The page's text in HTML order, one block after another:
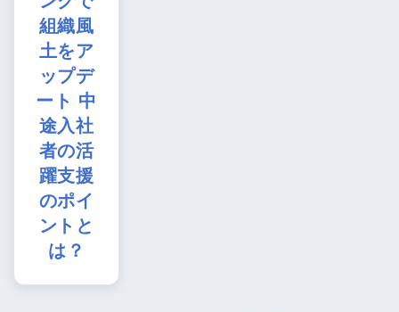
組織風
土をア
ップデ
ート 中
途入社
者の活
躍支援
のポイ
ントと
は？